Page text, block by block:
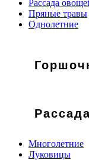
Рассада
Пряные травы
Однолетние
Многолетние
Луковицы